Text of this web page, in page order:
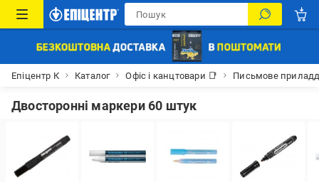
Епіцентр К Каталог Офіс і канцтовари 📑 Письмове
Двосторонні маркери 60 штук